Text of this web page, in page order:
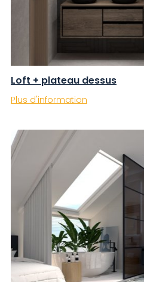
Loft + plateau dessus
Plus d'information